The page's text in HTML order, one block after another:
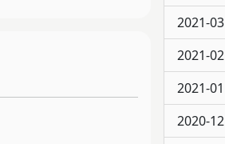
2021-03
2021-02
2021-01
2020-12